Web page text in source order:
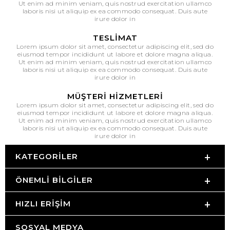
Ut enim ad minim veniam, quis nostrud exercitation ullamco
laboris nisi ut aliquip ex ea commodo consequat. Duis aute
irure dolor in
TESLIMAT
Lorem ipsum dolor sit amet, consectetur adipiscing elit, sed do
eiusmod tempor incididunt ut labore et dolore magna aliqua.
Ut enim ad minim veniam, quis nostrud exercitation ullamco
laboris nisi ut aliquip ex ea commodo consequat. Duis aute
irure dolor in
MÜŞTERI HIZMETLERI
Lorem ipsum dolor sit amet, consectetur adipiscing elit, sed do
eiusmod tempor incididunt ut labore et dolore magna aliqua.
Ut enim ad minim veniam, quis nostrud exercitation ullamco
laboris nisi ut aliquip ex ea commodo consequat. Duis aute
irure dolor in
KATEGORILER
ÖNEMLI BILGILER
HIZLI ERIŞIM
SOSYAL MEDYA